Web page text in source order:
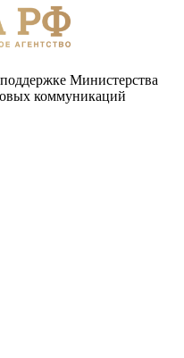
Министерства
коммуникаций